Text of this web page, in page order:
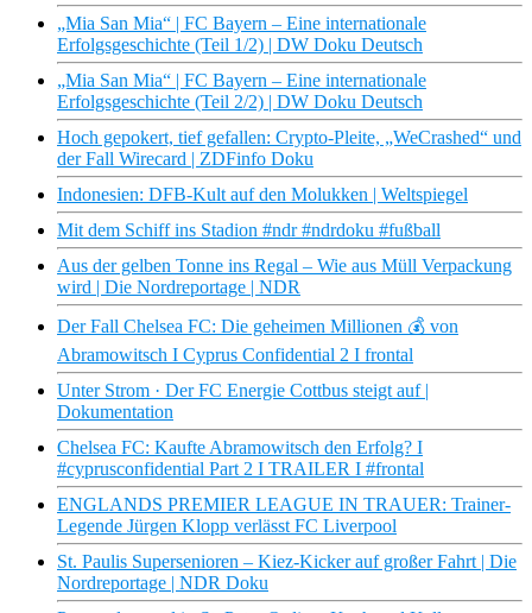
„Mia San Mia“ | FC Bayern – Eine internationale
Erfolgsgeschichte (Teil 1/2) | DW Doku Deutsch
„Mia San Mia“ | FC Bayern – Eine internationale
Erfolgsgeschichte (Teil 2/2) | DW Doku Deutsch
Hoch gepokert, tief gefallen: Crypto-Pleite, „WeCrashed“ und
der Fall Wirecard | ZDFinfo Doku
Indonesien: DFB-Kult auf den Molukken | Weltspiegel
Mit dem Schiff ins Stadion #ndr #ndrdoku #fußball
Aus der gelben Tonne ins Regal – Wie aus Müll Verpackung
wird | Die Nordreportage | NDR
Der Fall Chelsea FC: Die geheimen Millionen 💰 von
Abramowitsch I Cyprus Confidential 2 I frontal
Unter Strom · Der FC Energie Cottbus steigt auf |
Dokumentation
Chelsea FC: Kaufte Abramowitsch den Erfolg? I
#cyprusconfidential Part 2 I TRAILER I #frontal
ENGLANDS PREMIER LEAGUE IN TRAUER: Trainer-
Legende Jürgen Klopp verlässt FC Liverpool
St. Paulis Supersenioren – Kiez-Kicker auf großer Fahrt | Die
Nordreportage | NDR Doku